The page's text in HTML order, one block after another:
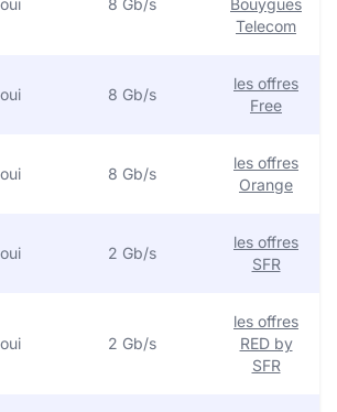
oui 8 Gb/s
Bouygues
Telecom
oui 8 Gb/s
les offres
Free
oui 8 Gb/s
les offres
Orange
oui 2 Gb/s
les offres
SFR
oui 2 Gb/s
les offres
RED by
SFR